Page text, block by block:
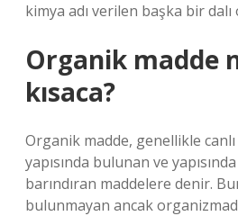
kimya adı verilen başka bir
Organik madde
kısaca?
Organik madde, genellikle
yapısında bulunan ve
barındıran maddelere denir.
bulunmayan ancak